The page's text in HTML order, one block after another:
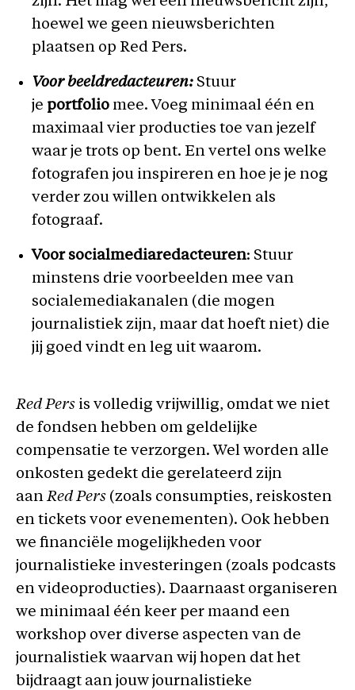
hoewel we geen nieuwsberichten
plaatsen op Red Pers.
Voor beeldredacteuren: Stuur
je portfolio mee. Voeg minimaal één en
maximaal vier producties toe van jezelf
waar je trots op bent. En vertel ons welke
fotografen jou inspireren en hoe je je nog
verder zou willen ontwikkelen als
fotograaf.
Voor socialmediaredacteuren: Stuur
minstens drie voorbeelden mee van
socialemediakanalen (die mogen
journalistiek zijn, maar dat hoeft niet) die
jij goed vindt en leg uit waarom.
Red Pers is volledig vrijwillig, omdat we niet
de fondsen hebben om geldelijke
compensatie te verzorgen. Wel worden alle
onkosten gedekt die gerelateerd zijn
aanRed Pers (zoals consumpties, reiskosten
en tickets voor evenementen). Ook hebben
we financiële mogelijkheden voor
journalistieke investeringen (zoals podcasts
en videoproducties). Daarnaast organiseren
we minimaal één keer per maand een
workshop over diverse aspecten van de
journalistiek waarvan wij hopen dat het
bijdraagt aan jouw journalistieke